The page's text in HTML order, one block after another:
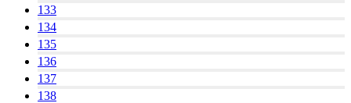
133
134
135
136
137
138